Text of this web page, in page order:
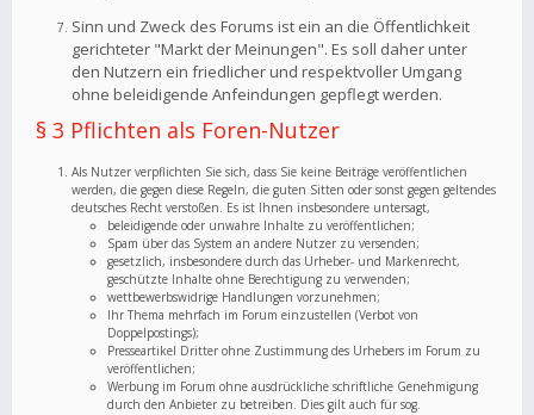
Sinn und Zweck des Forums ist ein an die Öffentlichkeit
gerichteter "Markt der Meinungen". Es soll daher unter
den Nutzern ein friedlicher und respektvoller Umgang
ohne beleidigende Anfeindungen gepflegt werden.
§ 3 Pflichten als Foren-Nutzer
Als Nutzer verpflichten Sie sich, dass Sie keine Beiträge veröffentlichen
werden, die gegen diese Regeln, die guten Sitten oder sonst gegen geltendes
deutsches Recht verstoßen. Es ist Ihnen insbesondere untersagt,
beleidigende oder unwahre Inhalte zu veröffentlichen;
Spam über das System an andere Nutzer zu versenden;
gesetzlich, insbesondere durch das Urheber- und Markenrecht,
geschützte Inhalte ohne Berechtigung zu verwenden;
wettbewerbswidrige Handlungen vorzunehmen;
Ihr Thema mehrfach im Forum einzustellen (Verbot von
Doppelpostings);
Presseartikel Dritter ohne Zustimmung des Urhebers im Forum zu
veröffentlichen;
Werbung im Forum ohne ausdrückliche schriftliche Genehmigung
durch den Anbieter zu betreiben. Dies gilt auch für sog.